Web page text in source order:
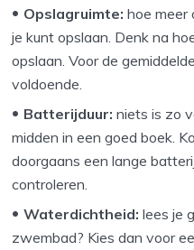
Opslagruimte: hoe meer
je kunt opslaan. Denk na
opslaan. Voor de
voldoende.
Batterijduur: niets is zo
midden in een goed boek.
doorgaans een lange
controleren.
Waterdichtheid: lees je
zwembad? Kies dan voor